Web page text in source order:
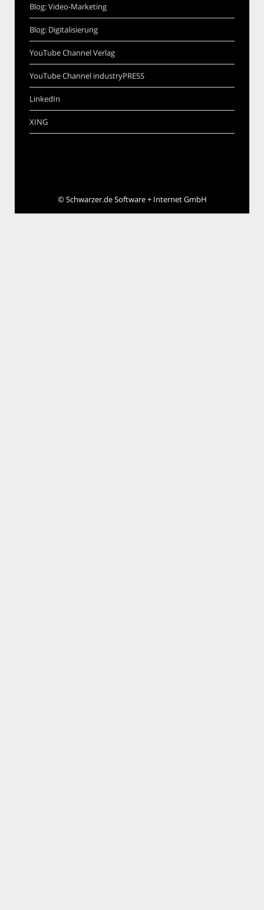
Blog: Video-Marketing
Blog: Digitalisierung
YouTube Channel Verlag
YouTube Channel industryPRESS
LinkedIn
XING
©Schwarzer.de Software + Internet GmbH